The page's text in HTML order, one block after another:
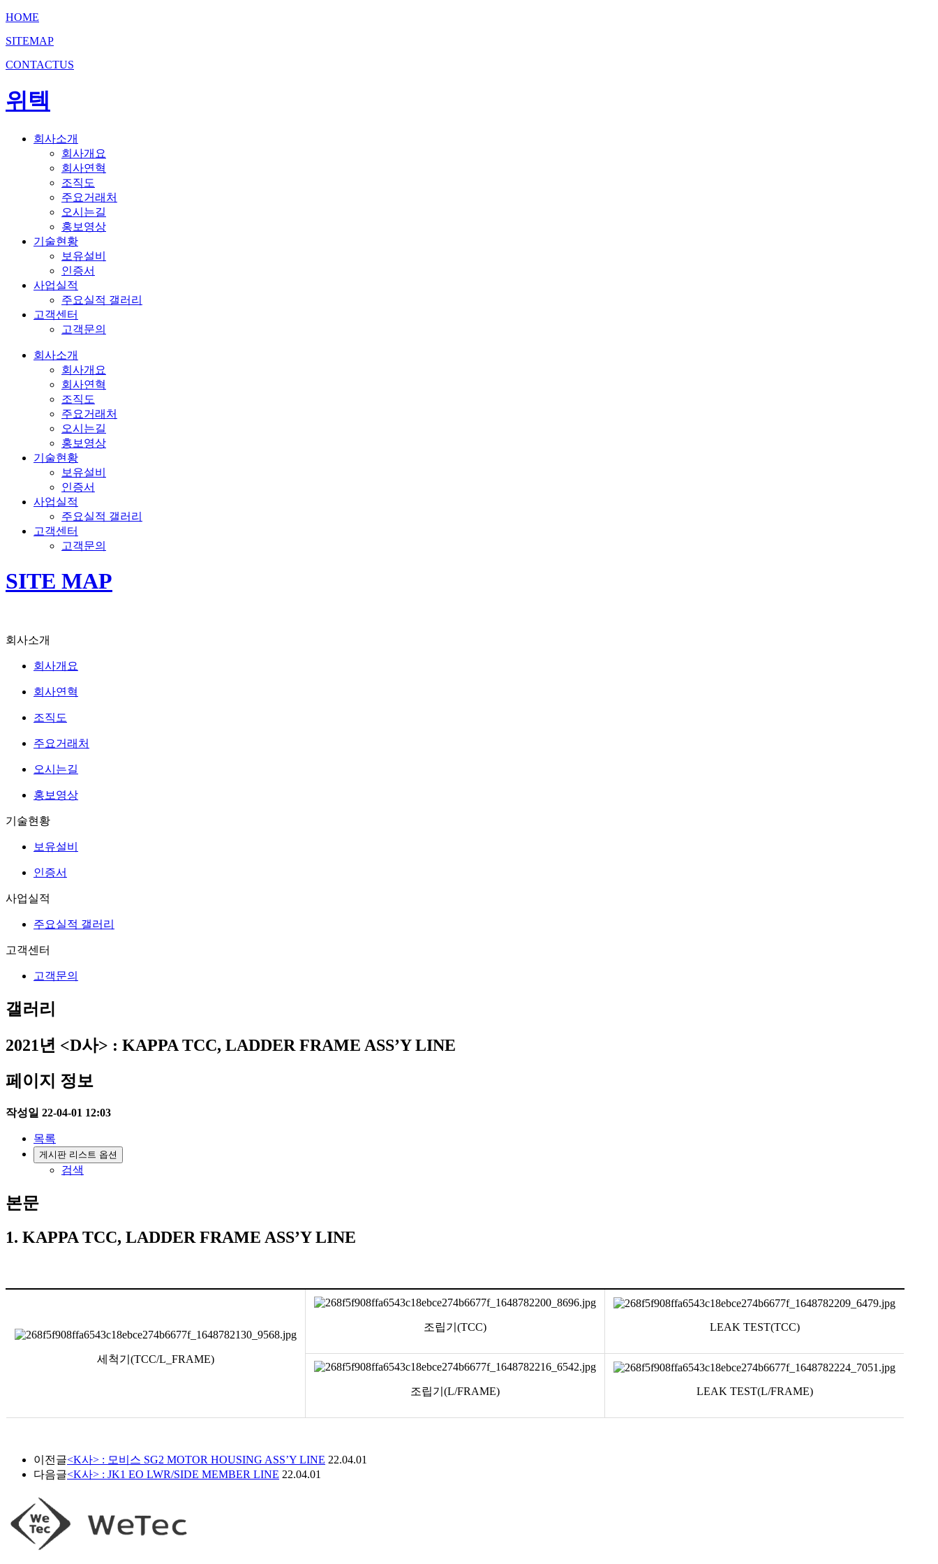
HOME
SITEMAP
CONTACTUS
위텍
회사소개
회사개요
회사연혁
조직도
주요거래처
오시는길
홍보영상
기술현황
보유설비
인증서
사업실적
주요실적 갤러리
고객센터
고객문의
회사소개
회사개요
회사연혁
조직도
주요거래처
오시는길
홍보영상
기술현황
보유설비
인증서
사업실적
주요실적 갤러리
고객센터
고객문의
SITE MAP
회사소개
회사개요
회사연혁
조직도
주요거래처
오시는길
홍보영상
기술현황
보유설비
인증서
사업실적
주요실적 갤러리
고객센터
고객문의
갤러리
2021년 <D사> : KAPPA TCC, LADDER FRAME ASS’Y LINE
페이지 정보
작성일 22-04-01 12:03
목록
게시판 리스트 옵션
검색
본문
1. KAPPA TCC, LADDER FRAME ASS’Y LINE
세척기(TCC/L_FRAME)
조립기(TCC) LEAK TEST(TCC)
조립기(L/FRAME) LEAK TEST(L/FRAME)
이전글<K사> : 모비스 SG2 MOTOR HOUSING ASS’Y LINE 22.04.01
다음글<K사> : JK1 EO LWR/SIDE MEMBER LINE 22.04.01